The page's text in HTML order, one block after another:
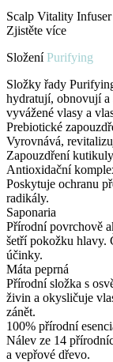
Scalp Vitality Infuser
Zjistěte více
Složení Purifying
Složky řady
hydratují, obnovují a
vyvážené vlasy a
Prebiotické
Vyrovnává,
Zapouzdření
Antioxidační
Poskytuje ochranu
radikály.
Saponaria
Přírodní povrchově
šetří pokožku hlavy.
účinky.
Máta peprná
Přírodní složka s
živin a okysličuje
zánět.
100% přírodní
Nálev ze 14
a vepřové dřevo.